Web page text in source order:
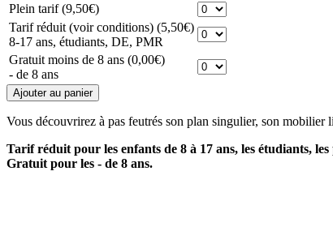
Plein tarif(9,50€)
Tarif réduit (voir conditions) (5,50€)
8-17 ans, étudiants, DE, PMR
Gratuit moins de 8 ans (0,00€)
- de 8 ans
Vous découvrirez à pas feutrés son plan singulier, son
Tarif réduit pour les enfants de 8 à 17 ans, les étudiants,
Gratuit pour les - de 8 ans.